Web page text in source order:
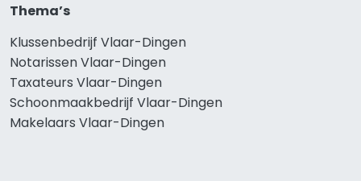
Thema’s
Klussenbedrijf Vlaar-Dingen
Notarissen Vlaar-Dingen
Taxateurs Vlaar-Dingen
Schoonmaakbedrijf Vlaar-Dingen
Makelaars Vlaar-Dingen